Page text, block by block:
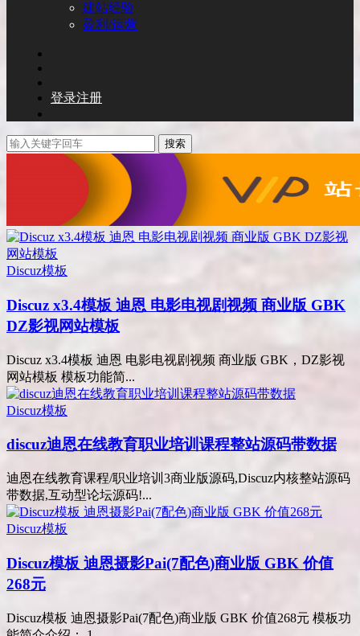
建站经验
盈利/运营
登录注册
搜索
Discuz模板
Discuz x3.4模板 迪恩 电影电视剧视频 商业版 GBK
DZ影视网站模板
Discuz x3.4模板 迪恩 电影电视剧视频 商业版 GBK，DZ影视
网站模板 模板功能简...
Discuz模板
discuz迪恩在线教育职业培训课程整站源码带数据
迪恩在线教育课程/职业培训3商业版源码,Discuz内核整站源码
带数据,互动型论坛源码!...
Discuz模板
Discuz模板 迪恩摄影Pai(7配色)商业版 GBK 价值
268元
Discuz模板 迪恩摄影Pai(7配色)商业版 GBK 价值268元 模板功